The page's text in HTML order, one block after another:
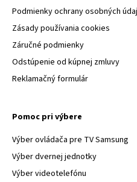
Podmienky ochrany osobných
Zásady používania cookies
Záručné podmienky
Odstúpenie od kúpnej zmluvy
Reklamačný formulár
Pomoc pri výbere
Výber ovládača pre TV Samsung
Výber dvernej jednotky
Výber videotelefónu